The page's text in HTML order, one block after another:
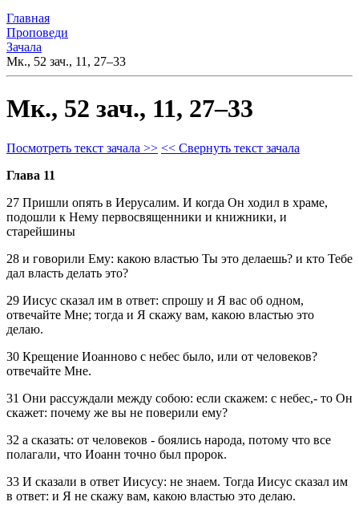
Главная
Проповеди
Зачала
Мк., 52 зач., 11, 27–33
Мк., 52 зач., 11, 27–33
Посмотреть текст зачала >> << Свернуть текст зачала
Глава 11
27 Пришли опять в Иерусалим. И когда Он ходил в храме,
подошли к Нему первосвященники и книжники, и
старейшины
28 и говорили Ему: какою властью Ты это делаешь? и кто Тебе
дал власть делать это?
29 Иисус сказал им в ответ: спрошу и Я вас об одном,
отвечайте Мне; тогда и Я скажу вам, какою властью это
делаю.
30 Крещение Иоанново с небес было, или от человеков?
отвечайте Мне.
31 Они рассуждали между собою: если скажем: с небес,- то Он
скажет: почему же вы не поверили ему?
32 а сказать: от человеков - боялись народа, потому что все
полагали, что Иоанн точно был пророк.
33 И сказали в ответ Иисусу: не знаем. Тогда Иисус сказал им
в ответ: и Я не скажу вам, какою властью это делаю.